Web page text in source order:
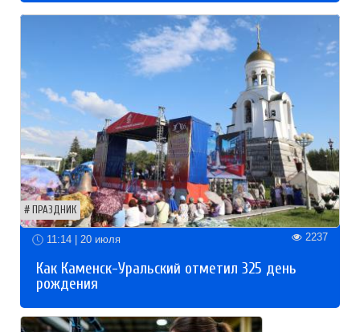
ПРАЗДНИК
11:14 | 20 июля 2237
Как Каменск-Уральский отметил 325 день
рождения